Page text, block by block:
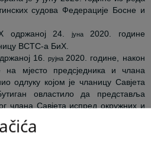
судова Федерације Босне и
одржаној 24.јуна 2020. године
ВСТС-а БиХ.
16.рујна 2020. године, након
на мјесто предсједника и члана
одлуку којом је чланицу Савјета
овластило да представља
члана Савјета испред окружних и
Предсједништва ВСТС-а БиХ.